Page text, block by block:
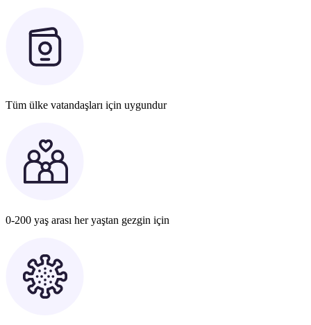
Tüm ülke vatandaşları için uygundur
0-200 yaş arası her yaştan gezgin için